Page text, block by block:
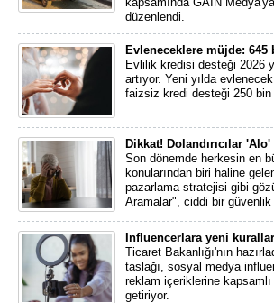
düzenlendi.
Evleneceklere müjde: 645
Evlilik kredisi desteği 2026
artıyor. Yeni yılda
faizsiz kredi desteği 250 bin
Dikkat! Dolandırıcılar
Son dönemde herkesin en
konularından biri haline
pazarlama stratejisi gibi
Aramalar", ciddi bir güvenlik
Influencerlara yeni
Ticaret Bakanlığı'nın
taslağı, sosyal medya
reklam içeriklerine
getiriyor.